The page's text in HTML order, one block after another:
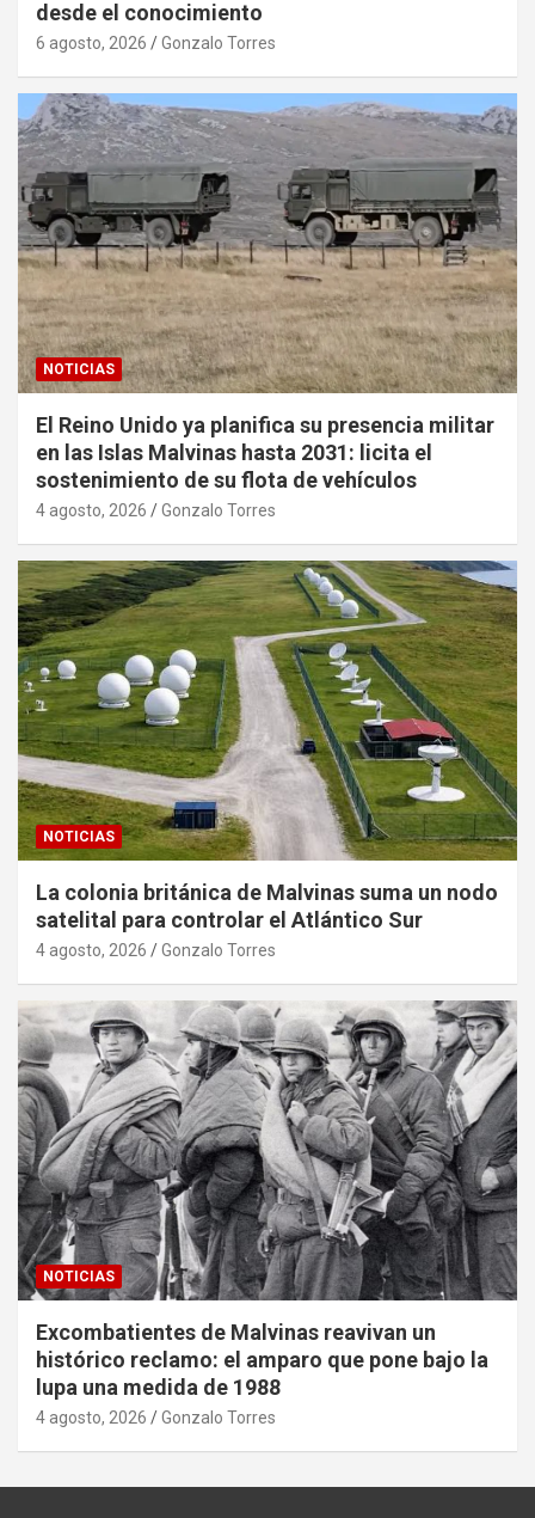
desde el conocimiento
6 agosto, 2026 Gonzalo Torres
NOTICIAS
El Reino Unido ya planifica su presencia militar
en las Islas Malvinas hasta 2031: licita el
sostenimiento de su flota de vehículos
4 agosto, 2026 Gonzalo Torres
NOTICIAS
La colonia británica de Malvinas suma un nodo
satelital para controlar el Atlántico Sur
4 agosto, 2026 Gonzalo Torres
NOTICIAS
Excombatientes de Malvinas reavivan un
histórico reclamo: el amparo que pone bajo la
lupa una medida de 1988
4 agosto, 2026 Gonzalo Torres